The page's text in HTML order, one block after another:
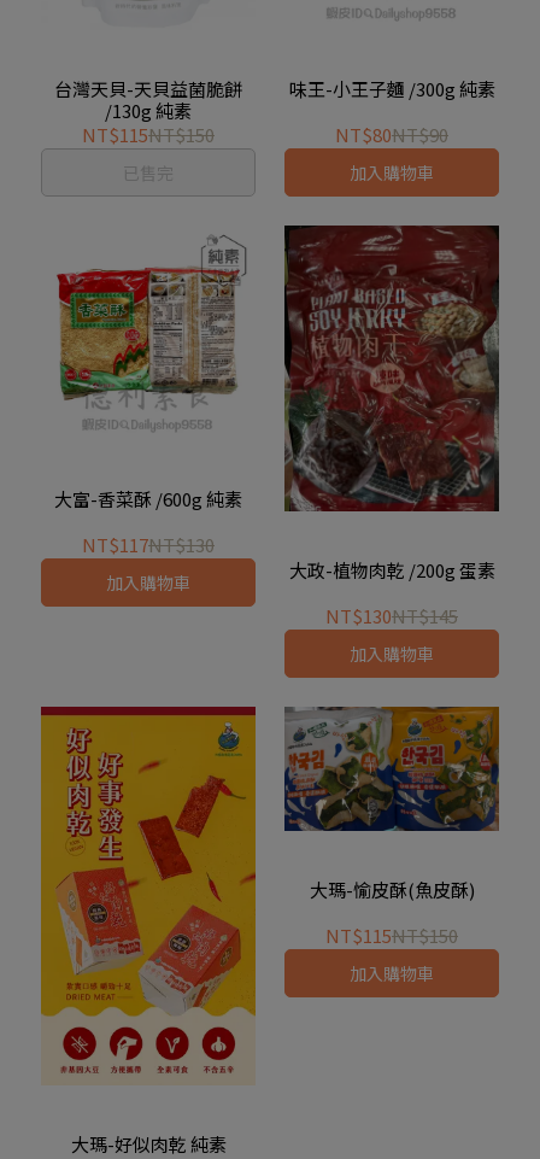
台灣天貝-天貝益菌脆餅
/130g 純素
NT$115NT$150
已售完
味王-小王子麵 /300g 純素
NT$80NT$90
加入購物車
大富-香菜酥 /600g 純素
NT$117NT$130
加入購物車
大政-植物肉乾 /200g 蛋素
NT$130NT$145
加入購物車
大瑪-好似肉乾 純素
大瑪-愉皮酥(魚皮酥)
NT$115NT$150
加入購物車